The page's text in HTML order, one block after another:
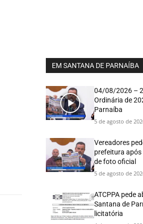
EM SANTANA DE PARNAÍBA
04/08/2026 –
Ordinária de
Parnaíba
5 de agosto de
Vereadores
prefeitura após
de foto oficial
5 de agosto de
ATCPPA pede
Santana de
licitatória